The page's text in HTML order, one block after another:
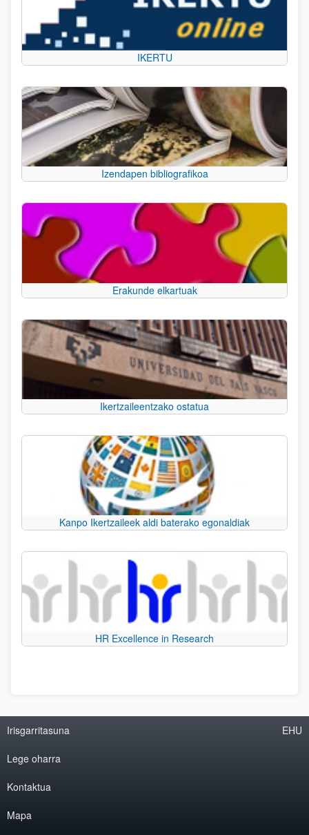
IKERTU
Izendapen bibliografikoa
Erakunde elkartuak
Ikertzaileentzako ostatua
Kanpo Ikertzaileek aldi baterako egonaldiak
HR Excellence in Research
Irisgarritasuna
Lege oharra
Kontaktua
Mapa
EHU